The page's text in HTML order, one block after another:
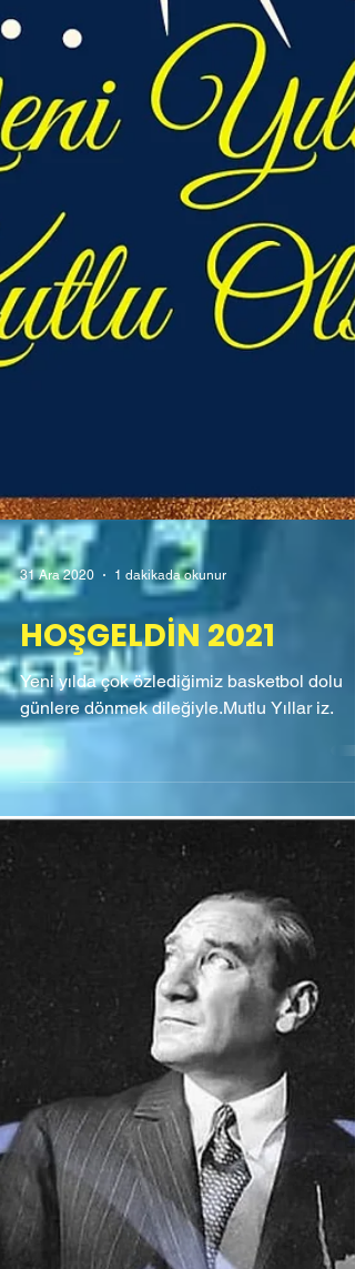
31 Ara 2020 1 dakikada okunur
HOŞGELDİN 2021
Yeni yılda çok özlediğimiz basketbol dolu
günlere dönmek dileğiyle.Mutlu Yıllar iz.